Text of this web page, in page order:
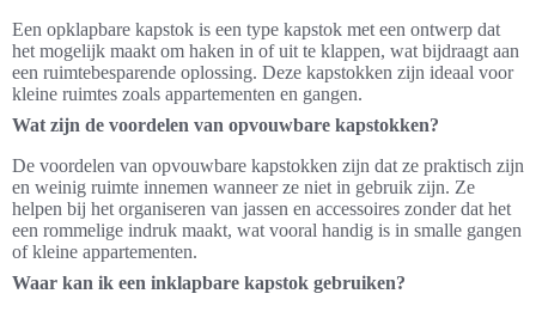
Een opklapbare kapstok is een type kapstok met een ontwerp dat
het mogelijk maakt om haken in of uit te klappen, wat bijdraagt aan
een ruimtebesparende oplossing. Deze kapstokken zijn ideaal voor
kleine ruimtes zoals appartementen en gangen.
Wat zijn de voordelen van opvouwbare kapstokken?
De voordelen van opvouwbare kapstokken zijn dat ze praktisch zijn
en weinig ruimte innemen wanneer ze niet in gebruik zijn. Ze
helpen bij het organiseren van jassen en accessoires zonder dat het
een rommelige indruk maakt, wat vooral handig is in smalle gangen
of kleine appartementen.
Waar kan ik een inklapbare kapstok gebruiken?